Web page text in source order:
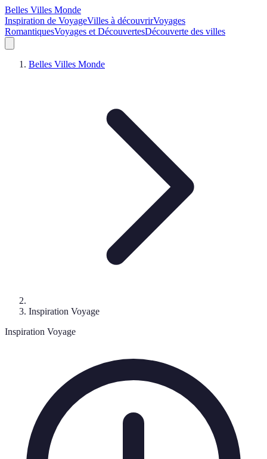
Belles Villes Monde
Inspiration de VoyageVilles à découvrirVoyages
RomantiquesVoyages et DécouvertesDécouverte des villes
Belles Villes Monde
Inspiration Voyage
Inspiration Voyage